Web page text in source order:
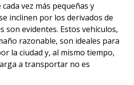
vez más pequeñas y
inclinen por los derivados de
son evidentes. Estos vehículos,
razonable, son ideales para
la ciudad y, al mismo tiempo,
a transportar no es